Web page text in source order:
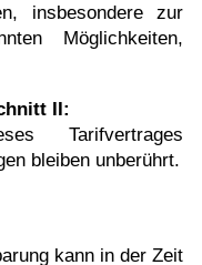
insbesondere zur
Möglichkeiten,
II:
Tarifvertrages
bleiben unberührt.
kann in der Zeit